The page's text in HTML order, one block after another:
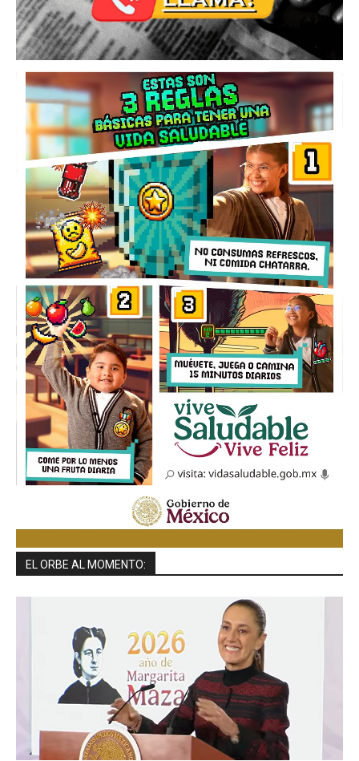
EL ORBE AL MOMENTO: